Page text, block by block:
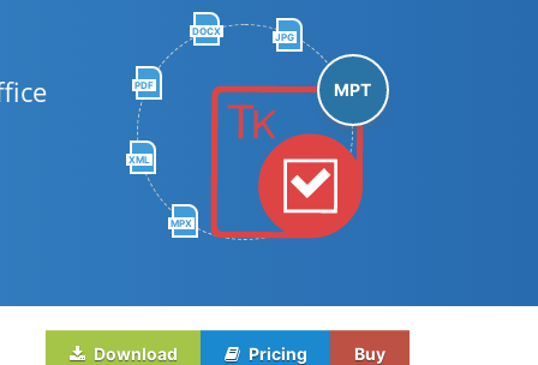
DOCX
JPG
PDF
XML
MPX
MPT
Download Pricing Buy